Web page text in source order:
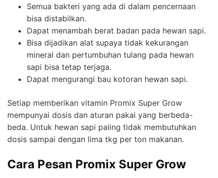
Semua bakteri yang ada di dalam pencernaan
bisa distabilkan.
Dapat menambah berat badan pada hewan sapi.
Bisa dijadikan alat supaya tidak kekurangan
mineral dan pertumbuhan tulang pada hewan
sapi bisa tetap terjaga.
Dapat mengurangi bau kotoran hewan sapi.
Setiap memberikan vitamin Promix Super Grow
mempunyai dosis dan aturan pakai yang berbeda-
beda. Untuk hewan sapi paling tidak membutuhkan
dosis sampai dengan lima tkg per ton makanan.
Cara Pesan Promix Super Grow